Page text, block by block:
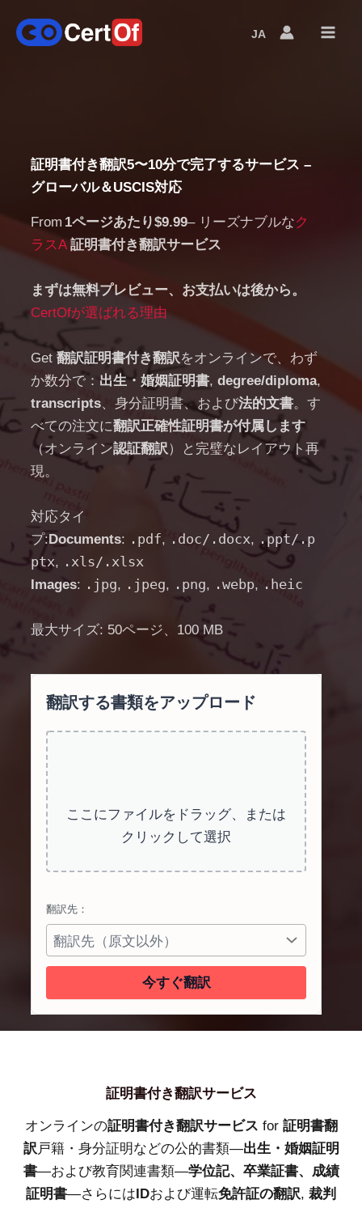
JALanguage
証明書付き翻訳5〜10分で完了するサービス –
グローバル＆USCIS対応
From 1ページあたり$9.99– リーズナブルなク
ラスA 証明書付き翻訳サービス
まずは無料プレビュー、お支払いは後から。
CertOfが選ばれる理由
Get 翻訳証明書付き翻訳をオンラインで、わず
か数分で： 出生・婚姻証明書, degree/diploma,
transcripts、身分証明書、および法的文書。す
べての注文に翻訳正確性証明書が付属します
（オンライン認証翻訳）と完璧なレイアウト再
現。
対応タイ
プ:Documents: .pdf, .doc/.docx, .ppt/.p
ptx, .xls/.xlsx
Images: .jpg, .jpeg, .png, .webp, .heic
最大サイズ: 50ページ、100 MB
翻訳する書類をアップロード
ここにファイルをドラッグ、または
クリックして選択
翻訳先：
今すぐ翻訳
証明書付き翻訳サービス
オンラインの証明書付き翻訳サービス for 証明書翻
訳戸籍・身分証明などの公的書類—出生・婚姻証明
書—および教育関連書類—学位記、卒業証書、成績
証明書—さらにはIDおよび運転免許証の翻訳, 裁判